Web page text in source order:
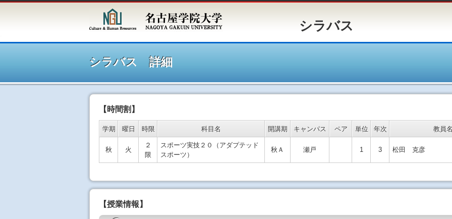
シラバス
シラバス 詳細
【時間割】
学期 曜日 時限 科目名 開講期 キャンパス ペア 単位 年次 教員
秋 火
２
限
スポーツ実技２０（アダプテッド
スポーツ）
秋Ａ 瀬戸 1 3 松田 克彦
【授業情報】